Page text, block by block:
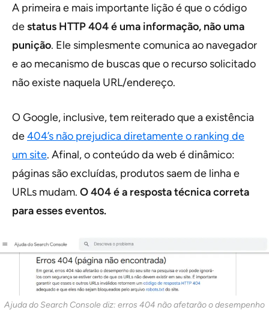
A primeira e mais importante lição é que o código
destatus HTTP 404 é uma informação, não uma
punição. Ele simplesmente comunica ao navegador
e ao mecanismo de buscas que o recurso solicitado
não existe naquela URL/endereço.
O Google, inclusive, tem reiterado que a existência
de404’s não prejudica diretamente o ranking de
um site. Afinal, o conteúdo da web é dinâmico:
páginas são excluídas, produtos saem de linha e
URLs mudam. O 404 é a resposta técnica correta
para esses eventos.
Ajuda do Search Console diz: erros 404 não afetarão o desempenho